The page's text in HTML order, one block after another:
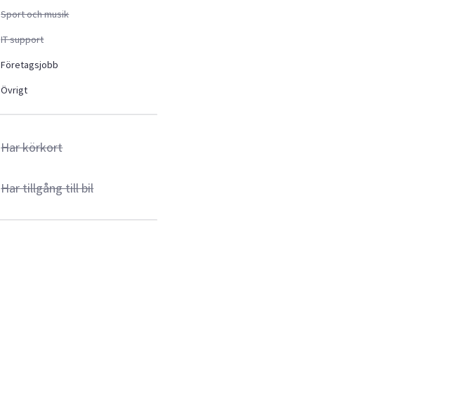
Sport och musik
IT support
Företagsjobb
Övrigt
Har körkort
Har tillgång till bil